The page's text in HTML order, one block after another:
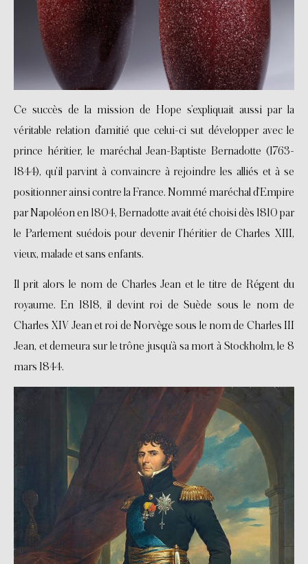
Ce succès de la mission de Hope s’expliquait aussi par la
véritable relation d’amitié que celui-ci sut développer avec le
prince héritier, le maréchal Jean-Baptiste Bernadotte (1763-
1844), qu’il parvint à convaincre à rejoindre les alliés et à se
positionner ainsi contre la France. Nommé maréchal d’Empire
par Napoléon en 1804, Bernadotte avait été choisi dès 1810 par
le Parlement suédois pour devenir l’héritier de Charles XIII,
vieux, malade et sans enfants.
Il prit alors le nom de Charles Jean et le titre de Régent du
royaume. En 1818, il devint roi de Suède sous le nom de
Charles XIV Jean et roi de Norvège sous le nom de Charles III
Jean, et demeura sur le trône jusqu’à sa mort à Stockholm, le 8
mars 1844.